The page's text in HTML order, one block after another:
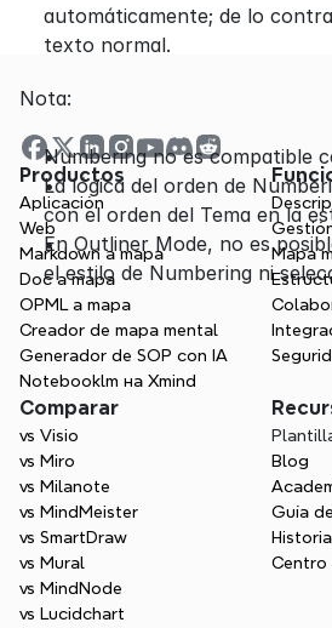
automáticamente; de lo
texto normal.
Nota:
Numbering no es compatible
La lógica del orden de
con el orden del Tema en la
En Outliner Mode, no es
el estilo de Numbering ni
Productos
Aplicación
Web
Markdown a mapa
Doc a mapa
OPML a mapa
Creador de mapa mental
Generador de SOP con IA
Notebooklm на Xmind
Mapa
Comparar
vs Visio
vs Miro
vs Milanote
vs MindMeister
vs SmartDraw
vs Mural
vs MindNode
vs Lucidchart
Blog
Guía
Centro